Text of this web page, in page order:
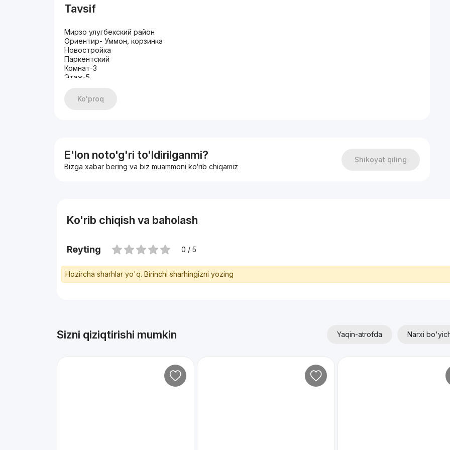
Tavsif
Мирзо улугбекский район
Ориентир- Уммон, корзинка
Новостройка
Паркентский
Комнат-3
Этаж-5
Площадь-131 кв.м
Состояние-качественный ремонт
Ko'proq
E'lon noto'g'ri to'ldirilganmi?
Bizga xabar bering va biz muammoni ko‘rib chiqamiz
Shikoyat qiling
Ko'rib chiqish va baholash
Reyting 0 / 5
Hozircha sharhlar yo'q. Birinchi sharhingizni yozing
Sizni qiziqtirishi mumkin Yaqin-atrofda Narxi